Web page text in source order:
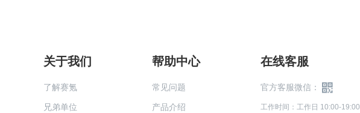
关于我们
了解赛氪
兄弟单位
帮助中心
常见问题
产品介绍
在线客服
官方客服微信：
工作时间：工作日 10:00-19:00